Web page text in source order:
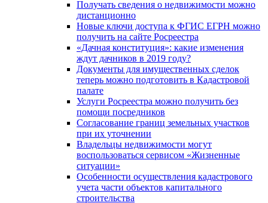
Получать сведения о недвижимости можно
дистанционно
Новые ключи доступа к ФГИС ЕГРН можно
получить на сайте Росреестра
«Дачная конституция»: какие изменения
ждут дачников в 2019 году?
Документы для имущественных сделок
теперь можно подготовить в Кадастровой
палате
Услуги Росреестра можно получить без
помощи посредников
Согласование границ земельных участков
при их уточнении
Владельцы недвижимости могут
воспользоваться сервисом «Жизненные
ситуации»
Особенности осуществления кадастрового
учета части объектов капитального
строительства